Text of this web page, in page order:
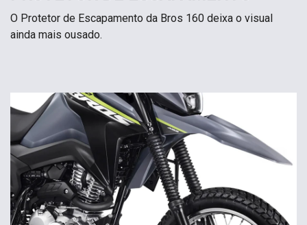
O Protetor de Escapamento da Bros 160 deixa o visual
ainda mais ousado.